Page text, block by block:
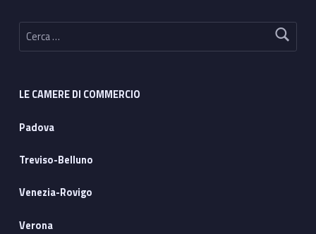
Ricerca per:
LE CAMERE DI COMMERCIO
Padova
Treviso-Belluno
Venezia-Rovigo
Verona